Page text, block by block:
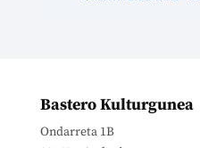
Bastero Kulturgunea
Ondarreta 1B